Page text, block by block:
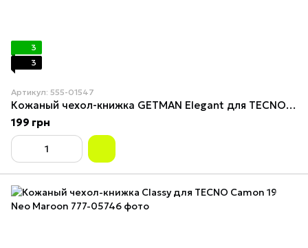
3
3
Артикул: 555-01547
Кожаный чехол-книжка GETMAN Elegant для TECNO Camon 19 Neo Черный
199 грн